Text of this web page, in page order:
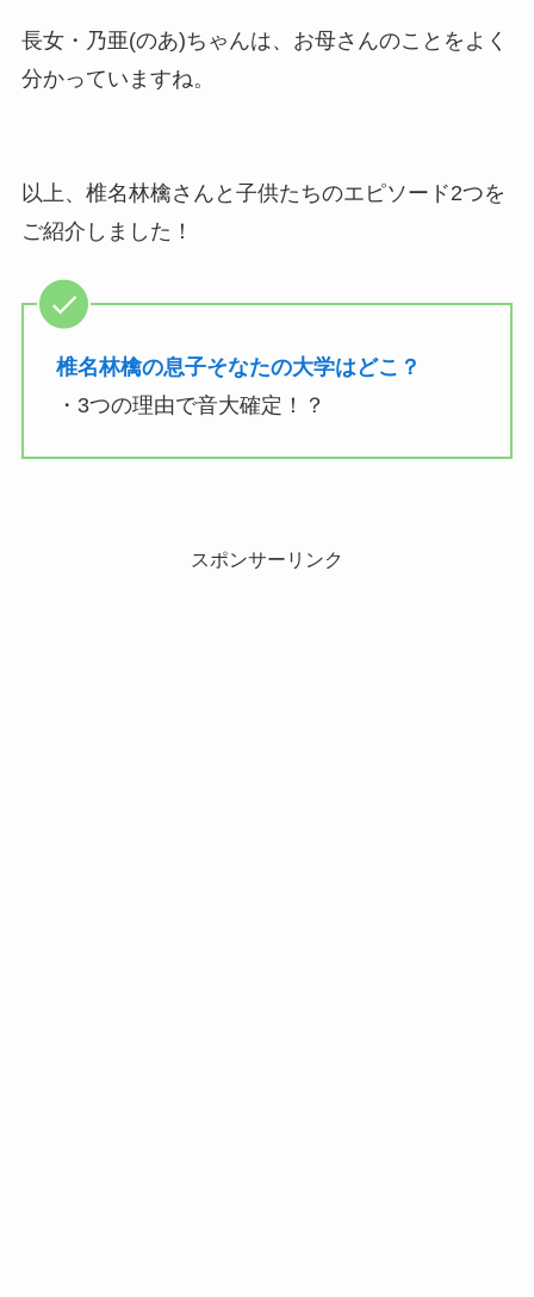
長女・乃亜(のあ)ちゃんは、お母さんのことをよく
分かっていますね。
以上、椎名林檎さんと子供たちのエピソード2つを
ご紹介しました！
椎名林檎の息子そなたの大学はどこ？
・3つの理由で音大確定！？
スポンサーリンク